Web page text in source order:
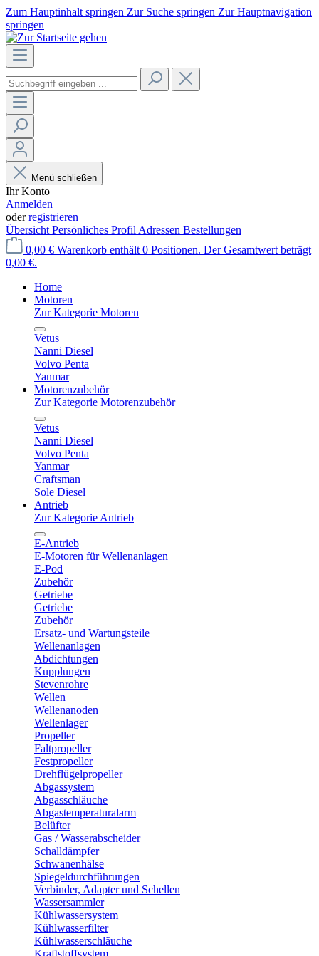
Zum Hauptinhalt springen Zur Suche springen Zur Hauptnavigation
springen
Menü schließen
Ihr Konto
Anmelden
oderregistrieren
Übersicht Persönliches Profil Adressen Bestellungen
0,00 € Warenkorb enthält 0 Positionen. Der Gesamtwert beträgt
0,00 €.
Home
Motoren
Zur Kategorie Motoren
Vetus
Nanni Diesel
Volvo Penta
Yanmar
Motorenzubehör
Zur Kategorie Motorenzubehör
Vetus
Nanni Diesel
Volvo Penta
Yanmar
Craftsman
Sole Diesel
Antrieb
Zur Kategorie Antrieb
E-Antrieb
E-Motoren für Wellenanlagen
E-Pod
Zubehör
Getriebe
Getriebe
Zubehör
Ersatz- und Wartungsteile
Wellenanlagen
Abdichtungen
Kupplungen
Stevenrohre
Wellen
Wellenanoden
Wellenlager
Propeller
Faltpropeller
Festpropeller
Drehflügelpropeller
Abgassystem
Abgasschläuche
Abgastemperaturalarm
Belüfter
Gas / Wasserabscheider
Schalldämpfer
Schwanenhälse
Spiegeldurchführungen
Verbinder, Adapter und Schellen
Wassersammler
Kühlwassersystem
Kühlwasserfilter
Kühlwasserschläuche
Kraftstoffsystem